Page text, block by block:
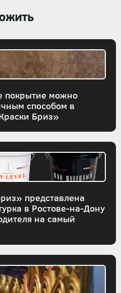
покрытие можно
способом в
Бриз»
представлена
в Ростове-на-Дону
на самый